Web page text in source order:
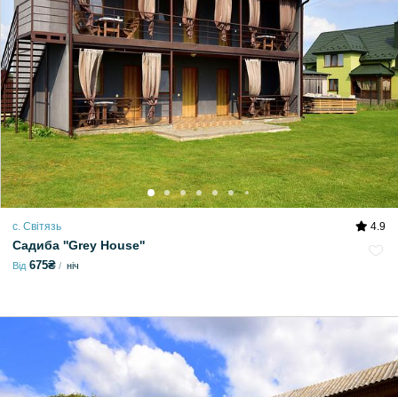
с. Світязь 4.9
Садиба ''Grey House''
Від 675₴ ніч